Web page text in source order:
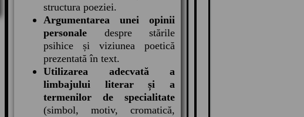
structura poeziei.
Argumentarea unei opinii
personale despre stările
psihice și viziunea poetică
prezentată în text.
Utilizarea adecvată a
limbajului literar și a
termenilor de specialitate
(simbol, motiv, cromatică,